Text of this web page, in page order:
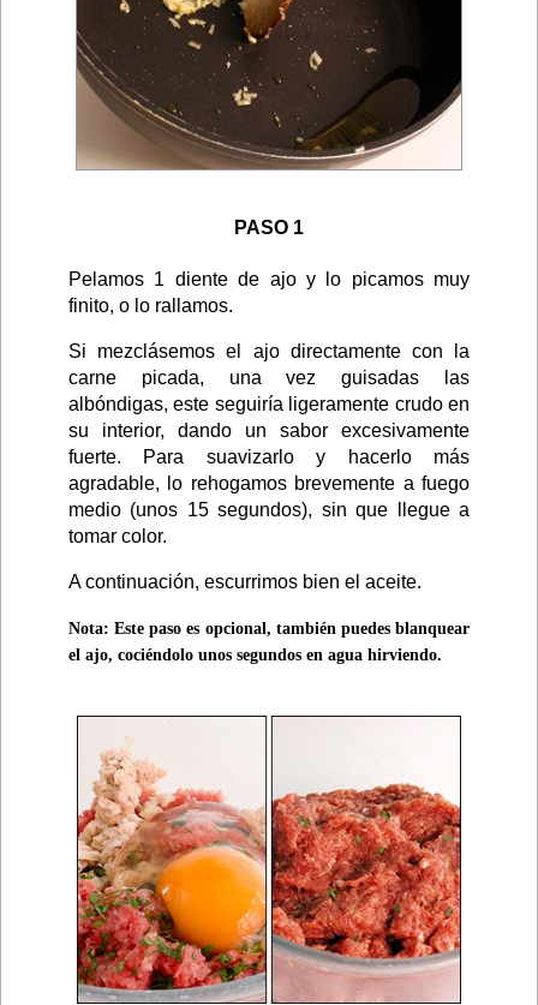
PASO 1
Pelamos 1 diente de ajo y lo picamos muy
finito, o lo rallamos.
Si mezclásemos el ajo directamente con la
carne picada, una vez guisadas las
albóndigas, este seguiría ligeramente crudo en
su interior, dando un sabor excesivamente
fuerte. Para suavizarlo y hacerlo más
agradable, lo rehogamos brevemente a fuego
medio (unos 15 segundos), sin que llegue a
tomar color.
A continuación, escurrimos bien el aceite.
Nota: Este paso es opcional, también puedes blanquear
el ajo, cociéndolo unos segundos en agua hirviendo.